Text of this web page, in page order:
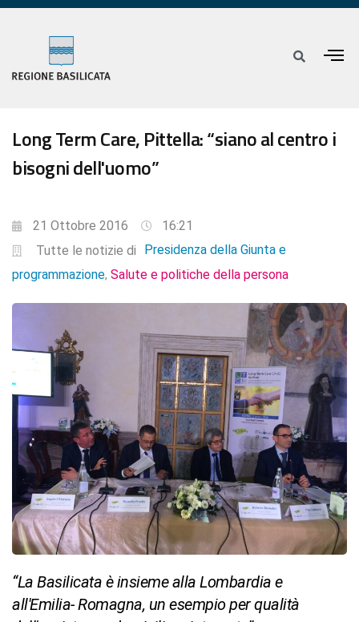
Long Term Care, Pittella: “siano al centro i
bisogni dell'uomo”
21 Ottobre 2016
16:21
Tutte le notizie di
Presidenza della Giunta e
programmazione, Salute e politiche della persona
“La Basilicata è insieme alla Lombardia e
all'Emilia- Romagna, un esempio per qualità